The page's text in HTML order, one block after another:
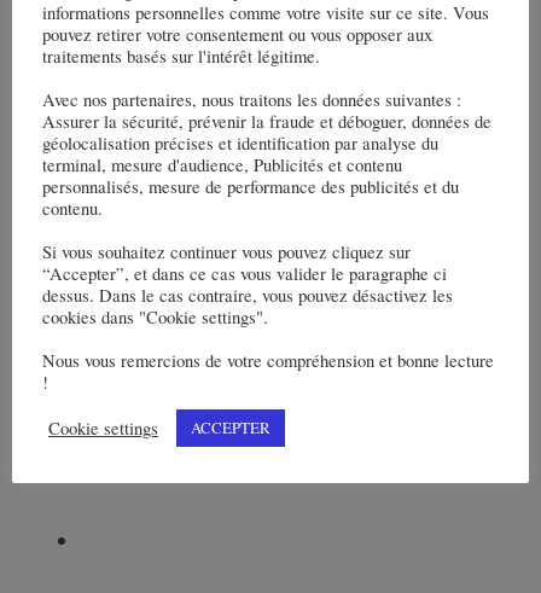
Parties prenantes du projet :
Maîtrise d’ouvrage : Centre Hospitalier d’Argenteuil
Architectes : Agence Brunet Saunier & Associés, avec le
concours de BaSo Architectures,
Groupement :
Bouygues Bâtiment Ile-de-France, filiale de
Bouygues Construction,
Inéo et Axima (filiales d’Equans) pour les lots
électricité, CVC (chauffage, ventilation et
Premys (filiale de Colas) pour les phases de
informations personnelles comme votre visite sur ce site. Vous
pouvez retirer votre consentement ou vous opposer aux
traitements basés sur l'intérêt légitime.
Avec nos partenaires, nous traitons les données suivantes :
Assurer la sécurité, prévenir la fraude et déboguer, données de
géolocalisation précises et identification par analyse du
terminal, mesure d'audience, Publicités et contenu
personnalisés, mesure de performance des publicités et du
contenu.
Si vous souhaitez continuer vous pouvez cliquez sur
“Accepter”, et dans ce cas vous valider le paragraphe ci
dessus. Dans le cas contraire, vous pouvez désactivez les
cookies dans "Cookie settings".
Nous vous remercions de votre compréhension et bonne lecture
!
Cookie settings
ACCEPTER